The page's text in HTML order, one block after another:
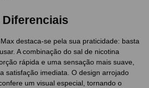
destaca-se pela sua praticidade: basta
A combinação do sal de nicotina
rápida e uma sensação mais suave,
satisfação imediata. O design arrojado
um visual especial, tornando o